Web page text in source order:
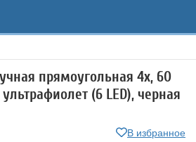
прямоугольная 4x, 60
(6 LED), черная
В избранное